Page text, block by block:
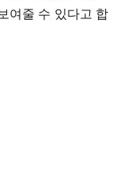
여줄 수 있다고 합